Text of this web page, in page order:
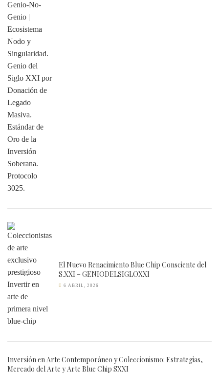
El Nuevo Renacimiento Blue Chip Consciente del
S.XXI – GENIODELSIGLOXXI
6 ABRIL, 2026
Inversión en Arte Contemporáneo y Coleccionismo: Estrategias,
Mercado del Arte y Arte Blue Chip SXXI